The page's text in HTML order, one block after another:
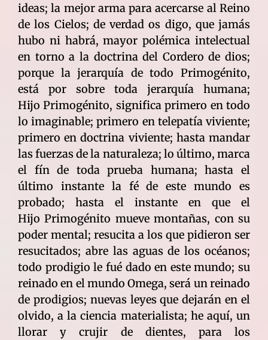
ideas; la mejor arma para acercarse al Reino
de los Cielos; de verdad os digo, que jamás
hubo ni habrá, mayor polémica intelectual
en torno a la doctrina del Cordero de dios;
porque la jerarquía de todo Primogénito,
está por sobre toda jerarquía humana;
Hijo Primogénito, significa primero en todo
lo imaginable; primero en telepatía viviente;
primero en doctrina viviente; hasta mandar
las fuerzas de la naturaleza; lo último, marca
el fín de toda prueba humana; hasta el
último instante la fé de este mundo es
probado; hasta el instante en que el
Hijo Primogénito mueve montañas, con su
poder mental; resucita a los que pidieron ser
resucitados; abre las aguas de los océanos;
todo prodigio le fué dado en este mundo; su
reinado en el mundo Omega, será un reinado
de prodigios; nuevas leyes que dejarán en el
olvido, a la ciencia materialista; he aquí, un
llorar y crujir de dientes, para los